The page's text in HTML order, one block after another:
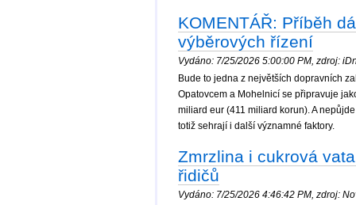
KOMENTÁŘ: Příběh
výběrových řízení
Vydáno: 7/25/2026 5:00:00 PM, zdroj:
Bude to jedna z největších dopravních
Opatovcem a Mohelnicí se připravuje
miliard eur (411 miliard korun). A
totiž sehrají i další významné faktory.
Zmrzlina i cukrová
řidičů
Vydáno: 7/25/2026 4:46:42 PM, zdroj: